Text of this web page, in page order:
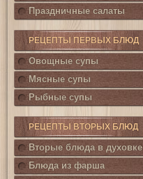
Праздничные салаты
РЕЦЕПТЫ ПЕРВЫХ БЛЮД
Овощные супы
Мясные супы
Рыбные супы
РЕЦЕПТЫ ВТОРЫХ БЛЮД
Вторые блюда в духовке
Блюда из фарша